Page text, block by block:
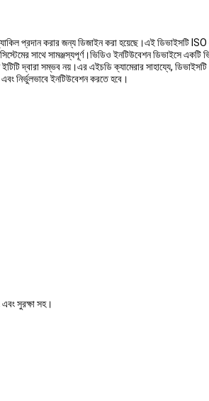
প্রদান করার জন্য ডিজাইন করা হয়েছে।এই ডিভাইসটি
সাথে সামঞ্জস্যপূর্ণ।ভিডিও ইনটিউবেশন ডিভাইসে একটি
দ্বারা সম্ভব নয়।এর এইচডি ক্যামেরার সাহায্যে,
নির্ভুলভাবে ইনটিউবেশন করতে হবে।
সুরক্ষা সহ।